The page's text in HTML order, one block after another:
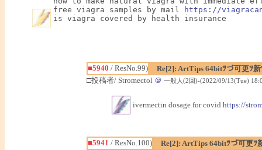
free viagra samples by mail
https://
is viagra covered by health insurance
■5940 / ResNo.99)
Re[2]: ArtTips 64bitﾂづ可更ﾂ
□投稿者/ Stromectol ＠ 一般人(2回)-(2022/09/13(Tue)
ivermectin dosage for covid https://
■5941 / ResNo.100)
Re[2]: ArtTips 64bitﾂづ可更